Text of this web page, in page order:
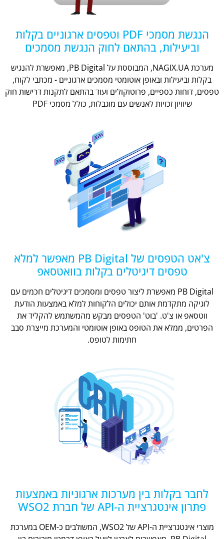
הנגשת מסמכי PDF וטפסים ארגוניים בקלות
וביעילות, בהתאם לחוק הנגשת מסמכים
מערכת NAGIX.UA, המבוססת על PB Digital, מאפשרת להנגיש
בקלות וביעילות ובאופן אוטומטי מסמכים ארגוניים - מכתבי לקוח,
טפסים, דוחות כספיים, פרוטוקולים ועוד בהתאם לתקנות דרישות חוק
שיוויון זכויות לאנשים עם מוגבלות, כולל מסמכי PDF
צ'אט הטפסים של PB Digital מאפשר למלא
טפסים דיגיטלים בקלות בוואטסאפ
PB Digital מאפשרת ליצור טפסים ומסמכים דיגיטלים חכמים עם
לוגיקה מתקדמת אותם יכולים הלקוחות למלא באמצעות הודעת
ווטסאפ או צ'ט. 'בוט' הטפסים מבקש מהמשתמש להקליד את
הפרטים, ממלא את הטופס באופן אוטומטי והמערכת מייצרת סבב
חתימות לטופס.
לחבר בקלות בין מערכות ארגוניות באמצעות
פתרון אינטגרציית ה-API של חברת WSO2
מוצרי אינטגרציית ה-API של WSO2, המשולבים כ-OEM במערכת